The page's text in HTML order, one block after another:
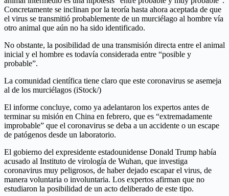
Concretamente se inclinan por la teoría hasta ahora aceptada de que
el virus se transmitió probablemente de un murciélago al hombre vía
otro animal que aún no ha sido identificado.
No obstante, la posibilidad de una transmisión directa entre el animal
inicial y el hombre es todavía considerada entre “posible y
probable”.
La comunidad científica tiene claro que este coronavirus se asemeja
al de los murciélagos (iStock/)
El informe concluye, como ya adelantaron los expertos antes de
terminar su misión en China en febrero, que es “extremadamente
improbable” que el coronavirus se deba a un accidente o un escape
de patógenos desde un laboratorio.
El gobierno del expresidente estadounidense Donald Trump había
acusado al Instituto de virología de Wuhan, que investiga
coronavirus muy peligrosos, de haber dejado escapar el virus, de
manera voluntaria o involuntaria. Los expertos afirman que no
estudiaron la posibilidad de un acto deliberado de este tipo.